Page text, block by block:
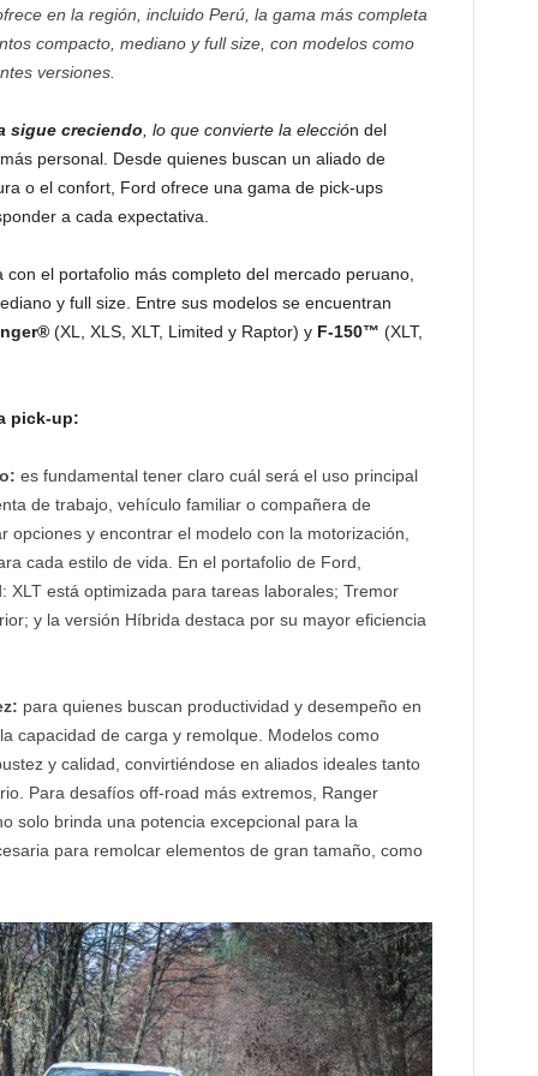
en la región, incluido Perú, la gama más completa
compacto, mediano y full size, con modelos como
versiones.
sigue creciendo , lo que convierte la elección del
personal. Desde quienes buscan un aliado de
o el confort, Ford ofrece una gama de pick-ups
a cada expectativa.
el portafolio más completo del mercado peruano,
y full size. Entre sus modelos se encuentran
(XL, XLS, XLT, Limited y Raptor) y F-150™ (XLT,
pick-up:
es fundamental tener claro cuál será el uso principal
de trabajo, vehículo familiar o compañera de
opciones y encontrar el modelo con la motorización,
cada estilo de vida. En el portafolio de Ford,
XLT está optimizada para tareas laborales; Tremor
y la versión Híbrida destaca por su mayor eficiencia
para quienes buscan productividad y desempeño en
capacidad de carga y remolque. Modelos como
y calidad, convirtiéndose en aliados ideales tanto
Para desafíos off-road más extremos, Ranger
solo brinda una potencia excepcional para la
para remolcar elementos de gran tamaño, como